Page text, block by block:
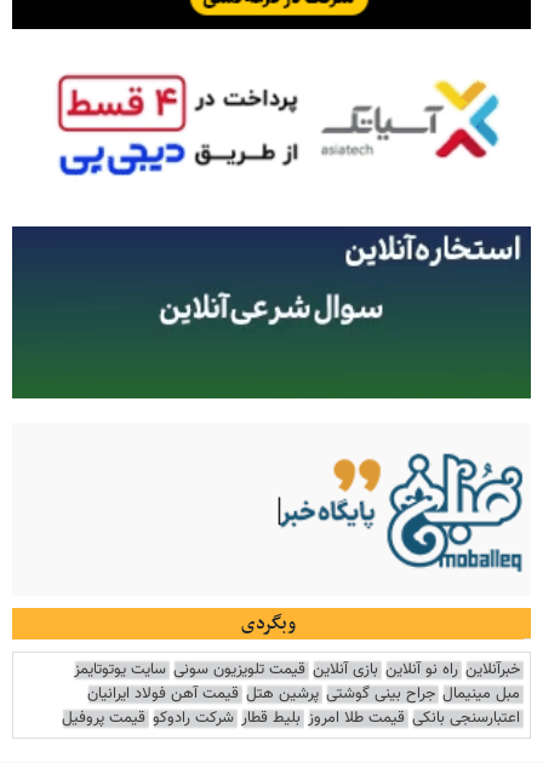
وبگردی
خبرآنلاین راه نو آنلاین بازی آنلاین قیمت تلویزیون سونی سایت یوتوتایمز
مبل مینیمال جراح بینی گوشتی پرشین هتل قیمت آهن فولاد ایرانیان
اعتبارسنجی بانکی قیمت طلا امروز بلیط قطار شرکت رادوکو قیمت پروفیل